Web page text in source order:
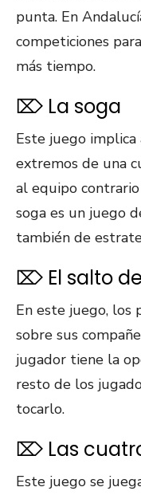
punta. En
competiciones
más tiempo.
⌦ La soga
Este juego
extremos de una
al equipo
soga es un juego
también de
⌦ El salto
En este juego, los
sobre sus
jugador tiene la
resto de los
tocarlo.
⌦ Las
Este juego se